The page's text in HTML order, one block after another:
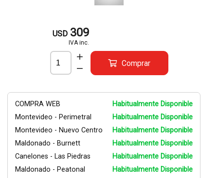
USD 309
IVA inc.
Comprar
COMPRA WEB
Habitualmente Disponible
Montevideo - Perimetral
Habitualmente Disponible
Montevideo - Nuevo Centro
Habitualmente Disponible
Maldonado - Burnett
Habitualmente Disponible
Canelones - Las Piedras
Habitualmente Disponible
Maldonado - Peatonal
Habitualmente Disponible